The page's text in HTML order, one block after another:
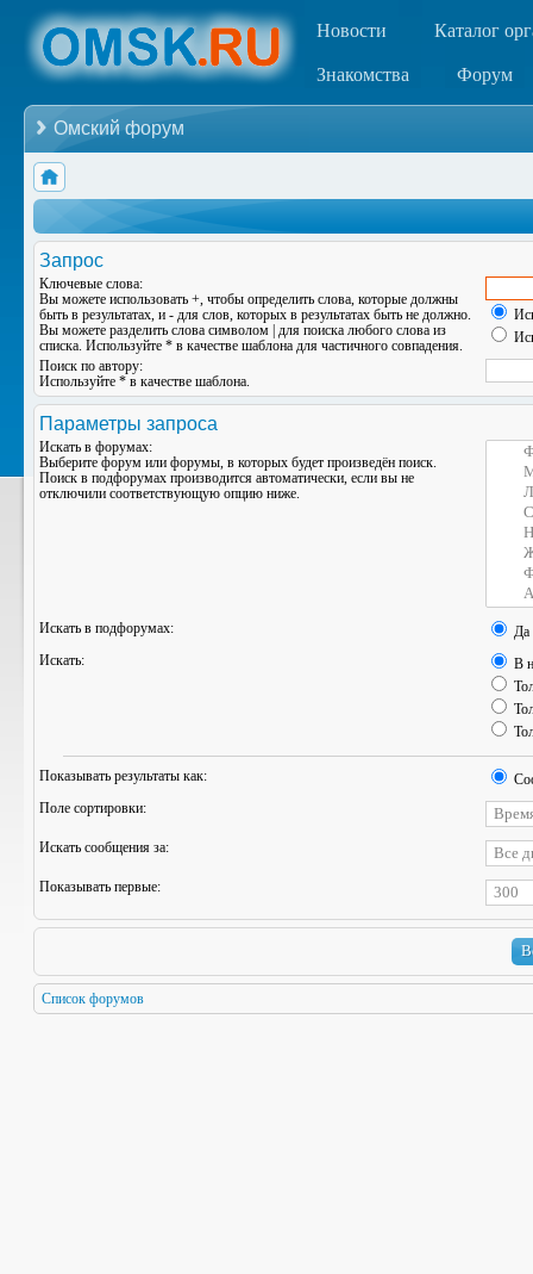
Новости Каталог
Знакомства Форум
Омский форум
Запрос
Ключевые слова:
Вы можете использовать +, чтобы определить слова, которые должны
быть в результатах, и - для слов, которых в результатах быть не должно.
Вы можете разделить слова символом для поиска любого слова из
списка. Используйте * в качестве шаблона для частичного совпадения.
Поиск по автору:
Используйте * в качестве шаблона.
Параметры запроса
Искать в форумах:
Выберите форум или форумы, в которых будет произведён поиск.
Поиск в подфорумах производится автоматически, если вы не
отключили соответствующую опцию ниже.
Искать в подфорумах:
Да
Искать:
В
Показывать результаты как:
Поле сортировки:
Искать сообщения за:
Показывать первые:
Список форумов